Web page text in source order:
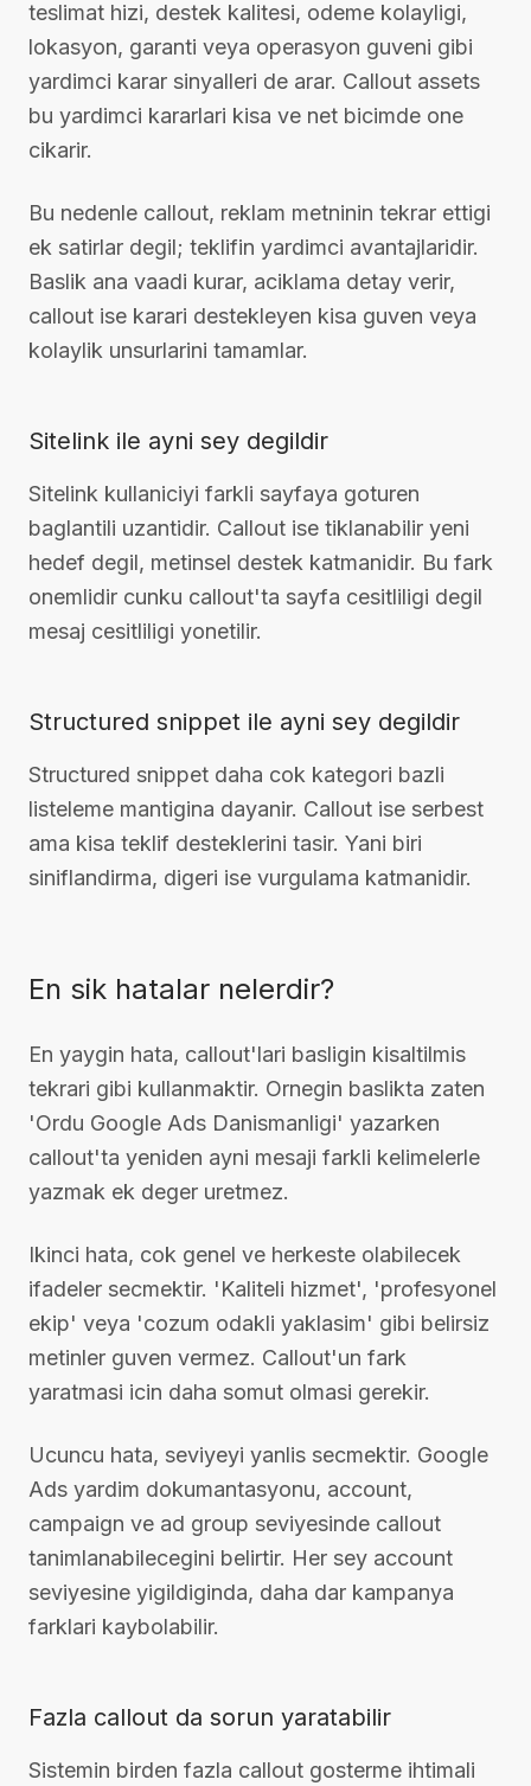
teslimat hizi, destek kalitesi, odeme kolayligi,
lokasyon, garanti veya operasyon guveni gibi
yardimci karar sinyalleri de arar. Callout assets
bu yardimci kararlari kisa ve net bicimde one
cikarir.
Bu nedenle callout, reklam metninin tekrar ettigi
ek satirlar degil; teklifin yardimci avantajlaridir.
Baslik ana vaadi kurar, aciklama detay verir,
callout ise karari destekleyen kisa guven veya
kolaylik unsurlarini tamamlar.
Sitelink ile ayni sey degildir
Sitelink kullaniciyi farkli sayfaya goturen
baglantili uzantidir. Callout ise tiklanabilir yeni
hedef degil, metinsel destek katmanidir. Bu fark
onemlidir cunku callout'ta sayfa cesitliligi degil
mesaj cesitliligi yonetilir.
Structured snippet ile ayni sey degildir
Structured snippet daha cok kategori bazli
listeleme mantigina dayanir. Callout ise serbest
ama kisa teklif desteklerini tasir. Yani biri
siniflandirma, digeri ise vurgulama katmanidir.
En sik hatalar nelerdir?
En yaygin hata, callout'lari basligin kisaltilmis
tekrari gibi kullanmaktir. Ornegin baslikta zaten
'Ordu Google Ads Danismanligi' yazarken
callout'ta yeniden ayni mesaji farkli kelimelerle
yazmak ek deger uretmez.
Ikinci hata, cok genel ve herkeste olabilecek
ifadeler secmektir. 'Kaliteli hizmet', 'profesyonel
ekip' veya 'cozum odakli yaklasim' gibi belirsiz
metinler guven vermez. Callout'un fark
yaratmasi icin daha somut olmasi gerekir.
Ucuncu hata, seviyeyi yanlis secmektir. Google
Ads yardim dokumantasyonu, account,
campaign ve ad group seviyesinde callout
tanimlanabilecegini belirtir. Her sey account
seviyesine yigildiginda, daha dar kampanya
farklari kaybolabilir.
Fazla callout da sorun yaratabilir
Sistemin birden fazla callout gosterme ihtimali